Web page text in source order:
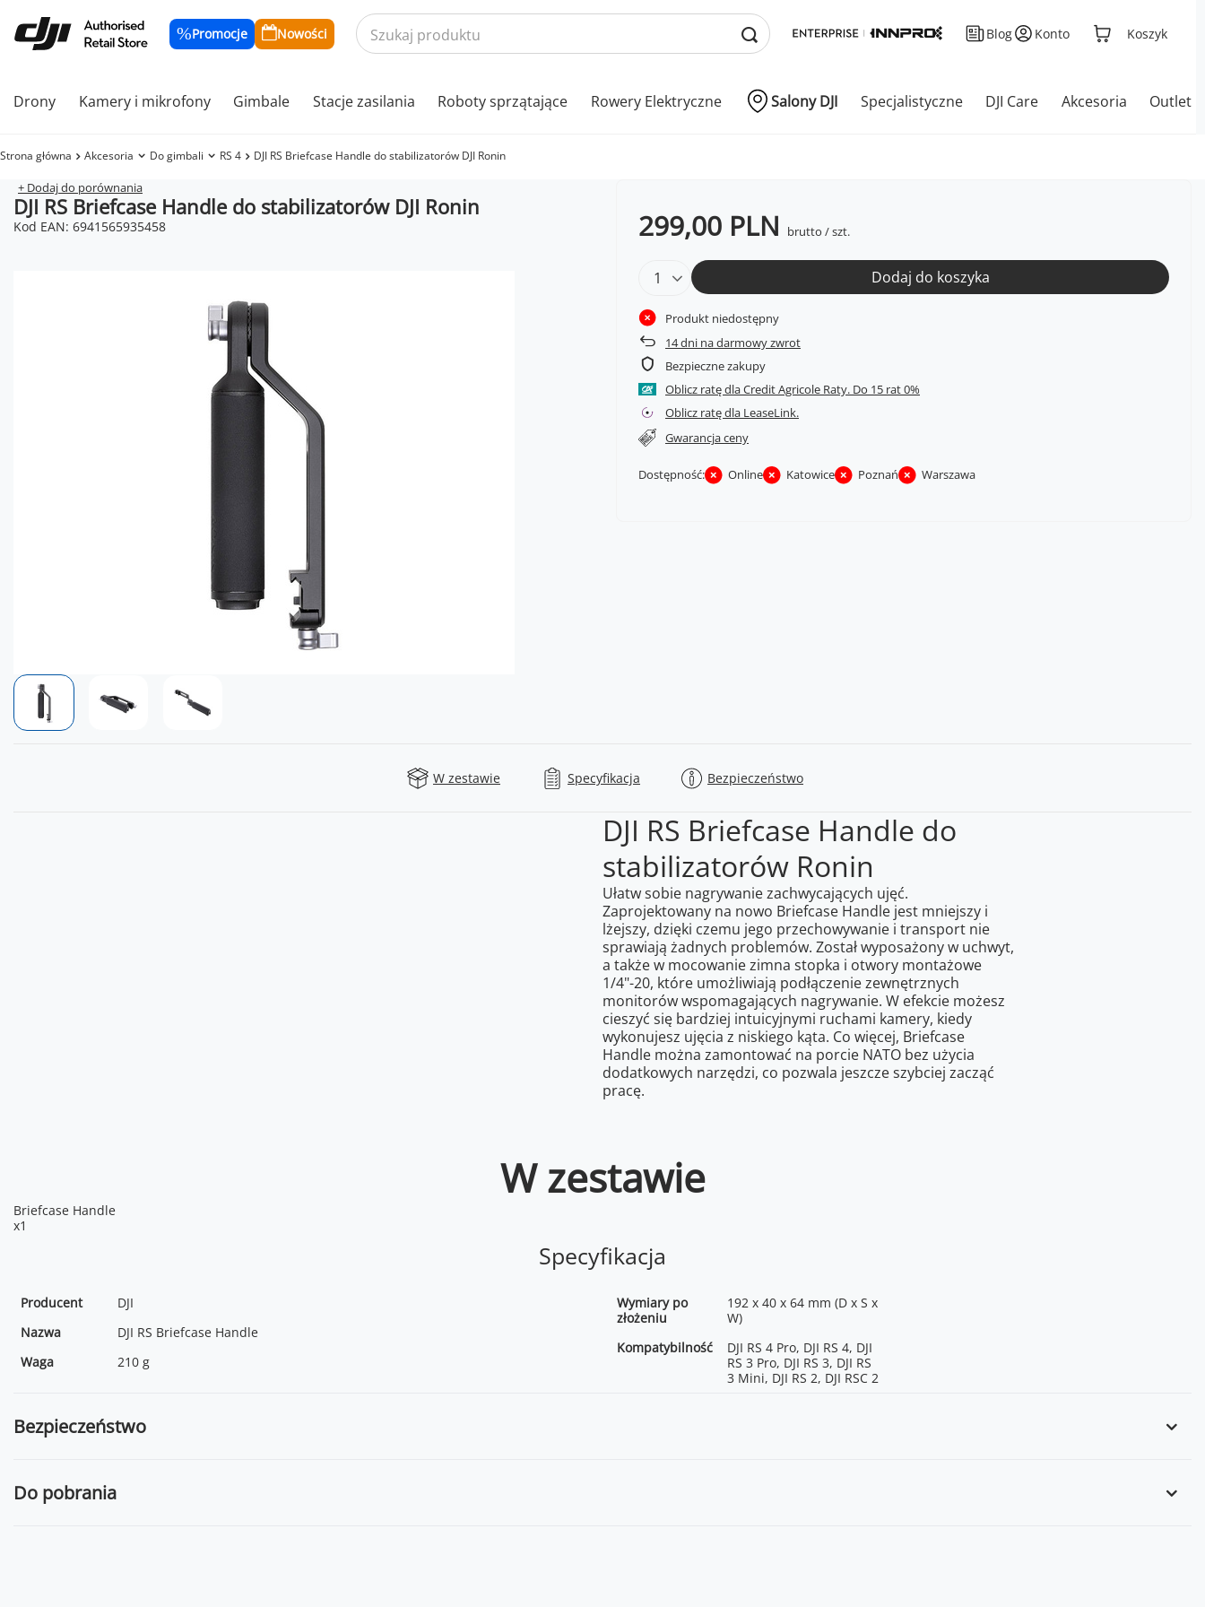
Promocje Nowości Blog Konto Koszyk
Drony Kamery i mikrofony Gimbale Stacje zasilania Roboty sprzątające Rowery Elektryczne Salony DJI Specjalistyczne DJI Care Akcesoria Outlet
Strona główna Akcesoria Do gimbali RS 4 DJI RS Briefcase Handle do stabilizatorów DJI Ronin
+ Dodaj do porównania
DJI RS Briefcase Handle do stabilizatorów DJI Ronin
Kod EAN: 6941565935458 299,00 PLN brutto /szt.
Dodaj do koszyka
Produkt niedostępny
14dni na darmowy zwrot
Bezpieczne zakupy
Oblicz ratę dla Credit Agricole Raty.
Oblicz ratę dla LeaseLink.
Gwarancja ceny
Dostępność: Online Katowice Poznań Warszawa
W zestawie Specyfikacja Bezpieczeństwo
DJI RS Briefcase Handle do
stabilizatorów Ronin
Ułatw sobie nagrywanie zachwycających ujęć.
Zaprojektowany na nowo Briefcase Handle jest mniejszy i
lżejszy, dzięki czemu jego przechowywanie i transport nie
sprawiają żadnych problemów. Został wyposażony w uchwyt,
a także w mocowanie zimna stopka i otwory montażowe
1/4"-20, które umożliwiają podłączenie zewnętrznych
monitorów wspomagających nagrywanie. W efekcie możesz
cieszyć się bardziej intuicyjnymi ruchami kamery, kiedy
wykonujesz ujęcia z niskiego kąta. Co więcej, Briefcase
Handle można zamontować na porcie NATO bez użycia
dodatkowych narzędzi, co pozwala jeszcze szybciej zacząć
pracę.
W zestawie
Briefcase Handle
x1
Specyfikacja
Producent
DJI
Nazwa
DJI RS Briefcase Handle
Waga
210 g
Wymiary po
złożeniu
192 x 40 x 64 mm (D x S x
W)
Kompatybilność
DJI RS 4 Pro, DJI RS 4, DJI
RS 3 Pro, DJI RS 3, DJI RS
3 Mini, DJI RS 2, DJI RSC 2
Bezpieczeństwo
Do pobrania